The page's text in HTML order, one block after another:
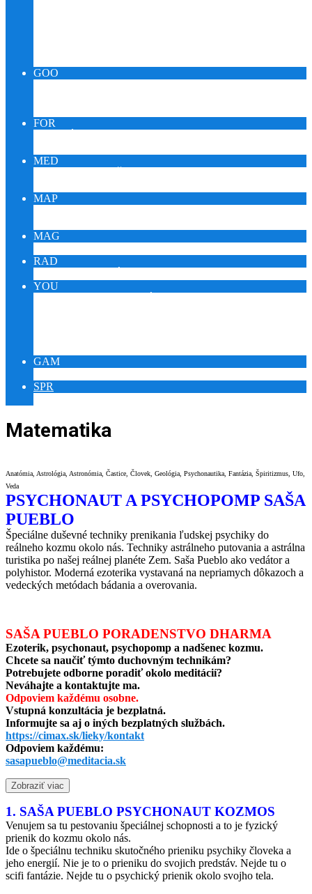
GOO
FOR
MED
MAP
MAG
RAD
YOU
GAM
SPR
Matematika
Anatómia, Astrológia, Astronómia, Častice, Človek, Geológia, Psychonautika, Fantázia, Špiritizmus, Ufo,
Veda
PSYCHONAUT A PSYCHOPOMP SAŠA
PUEBLO
Špeciálne duševné techniky prenikania ľudskej psychiky do
reálneho kozmu okolo nás. Techniky astrálneho putovania a astrálna
turistika po našej reálnej planéte Zem. Saša Pueblo ako vedátor a
polyhistor. Moderná ezoterika vystavaná na nepriamych dôkazoch a
vedeckých metódach bádania a overovania.
SAŠA PUEBLO PORADENSTVO DHARMA
Ezoterik, psychonaut, psychopomp a nadšenec kozmu.
Chcete sa naučiť týmto duchovným technikám?
Potrebujete odborne poradiť okolo meditácií?
Neváhajte a kontaktujte ma.
Odpoviem každému osobne.
Vstupná konzultácia je bezplatná.
Informujte sa aj o iných bezplatných službách.
https://cimax.sk/lieky/kontakt
Odpoviem každému:
sasapueblo@meditacia.sk
Zobraziť viac
1. SAŠA PUEBLO PSYCHONAUT KOZMOS
Venujem sa tu pestovaniu špeciálnej schopnosti a to je fyzický
prienik do kozmu okolo nás.
Ide o špeciálnu techniku skutočného prieniku psychiky človeka a
jeho energií. Nie je to o prieniku do svojich predstáv. Nejde tu o
scifi fantázie. Nejde tu o psychický prienik okolo svojho tela.